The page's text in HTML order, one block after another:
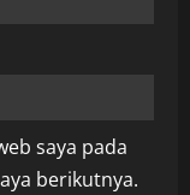
saya pada
berikutnya.